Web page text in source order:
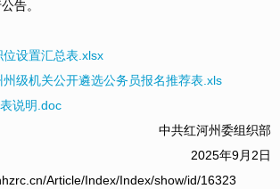
告。
设置汇总表.xlsx
级机关公开遴选公务员报名推荐表.xls
说明.doc
中共红河州委组织部
2025年9月2日
Article/Index/Index/show/id/16323